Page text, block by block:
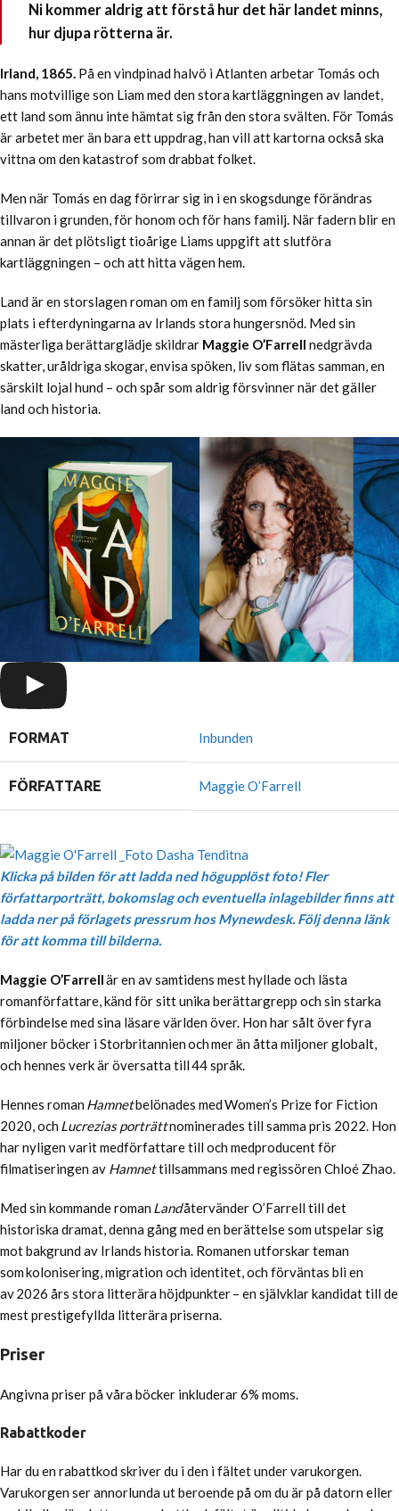
Ni kommer aldrig att förstå hur det här landet minns,
hur djupa rötterna är.
Irland, 1865. På en vindpinad halvö i Atlanten arbetar Tomás och
hans motvillige son Liam med den stora kartläggningen av landet,
ett land som ännu inte hämtat sig från den stora svälten. För Tomás
är arbetet mer än bara ett uppdrag, han vill att kartorna också ska
vittna om den katastrof som drabbat folket.
Men när Tomás en dag förirrar sig in i en skogsdunge förändras
tillvaron i grunden, för honom och för hans familj. När fadern blir en
annan är det plötsligt tioårige Liams uppgift att slutföra
kartläggningen – och att hitta vägen hem.
Land är en storslagen roman om en familj som försöker hitta sin
plats i efterdyningarna av Irlands stora hungersnöd. Med sin
mästerliga berättarglädje skildrar Maggie O’Farrell nedgrävda
skatter, uråldriga skogar, envisa spöken, liv som flätas samman, en
särskilt lojal hund – och spår som aldrig försvinner när det gäller
land och historia.
FORMAT Inbunden
FÖRFATTARE Maggie O’Farrell
Klicka på bilden för att ladda ned högupplöst foto! Fler
författarporträtt, bokomslag och eventuella inlagebilder finns att
ladda ner på förlagets pressrum hos Mynewdesk. Följ denna länk
för att komma till bilderna.
Maggie O’Farrellär en av samtidens mest hyllade och lästa
romanförfattare, känd för sitt unika berättargrepp och sin starka
förbindelse med sina läsare världen över. Hon har sålt över fyra
miljoner böcker i Storbritannien och mer än åtta miljoner globalt,
och hennes verk är översatta till 44 språk.
Hennes roman Hamnetbelönades med Women’s Prize for Fiction
2020, och Lucrezias porträttnominerades till samma pris 2022. Hon
har nyligen varit medförfattare till och medproducent för
filmatiseringen av Hamnettillsammans med regissören Chloé Zhao.
Med sin kommande roman Landåtervänder O’Farrell till det
historiska dramat, denna gång med en berättelse som utspelar sig
mot bakgrund av Irlands historia. Romanen utforskar teman
som kolonisering, migration och identitet, och förväntas bli en
av 2026 års stora litterära höjdpunkter – en självklar kandidat till de
mest prestigefyllda litterära priserna.
Priser
Angivna priser på våra böcker inkluderar 6% moms.
Rabattkoder
Har du en rabattkod skriver du i den i fältet under varukorgen.
Varukorgen ser annorlunda ut beroende på om du är på datorn eller